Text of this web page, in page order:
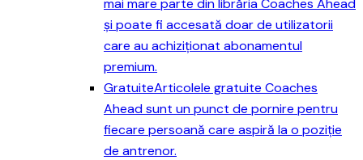
mai mare parte din librăria Coaches Ahead
și poate fi accesată doar de utilizatorii
care au achiziționat abonamentul
premium.
GratuiteArticolele gratuite Coaches
Ahead sunt un punct de pornire pentru
fiecare persoană care aspiră la o poziție
de antrenor.